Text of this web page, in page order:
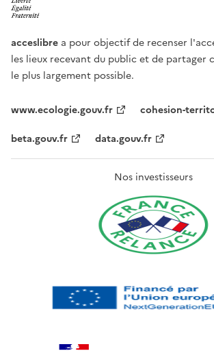
acceslibre a pour objectif de recenser
les lieux recevant du public et de partager
le plus largement possible.
www.ecologie.gouv.fr
cohesion-
beta.gouv.fr
data.gouv.fr
Nos investisseurs